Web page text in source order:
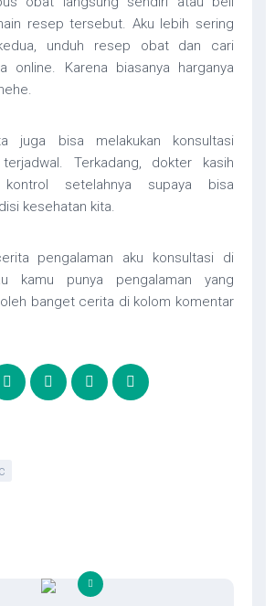
resep tersebut. Aku lebih sering
unduh resep obat dan cari
online. Karena biasanya harganya
juga bisa melakukan konsultasi
Terkadang, dokter kasih
setelahnya supaya bisa
kesehatan kita.
pengalaman aku konsultasi di
kamu punya pengalaman yang
banget cerita di kolom komentar